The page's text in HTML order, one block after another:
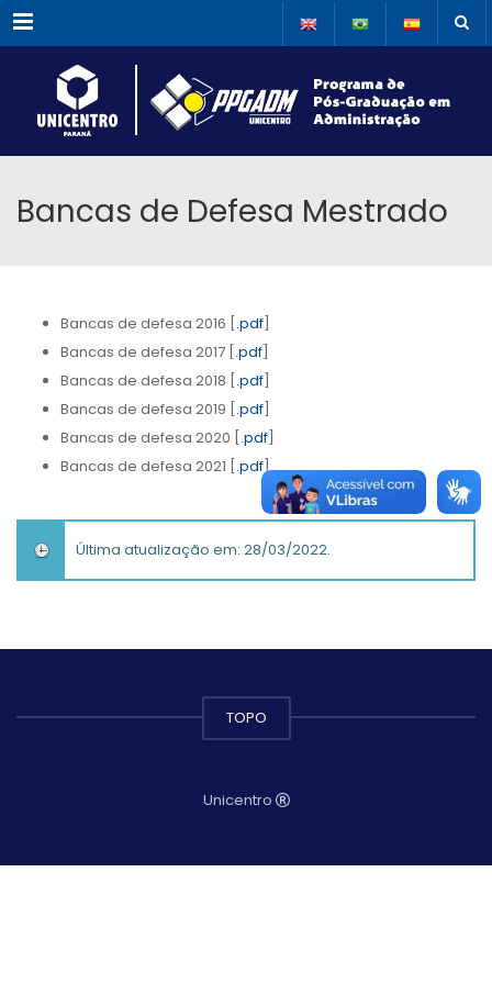
Menu
Bancas de Defesa Mestrado
Bancas de defesa 2016 [.pdf]
Bancas de defesa 2017 [.pdf]
Bancas de defesa 2018 [.pdf]
Bancas de defesa 2019 [.pdf]
Bancas de defesa 2020 [.pdf]
Bancas de defesa 2021 [.pdf]
Última atualização em: 28/03/2022.
TOPO
Unicentro